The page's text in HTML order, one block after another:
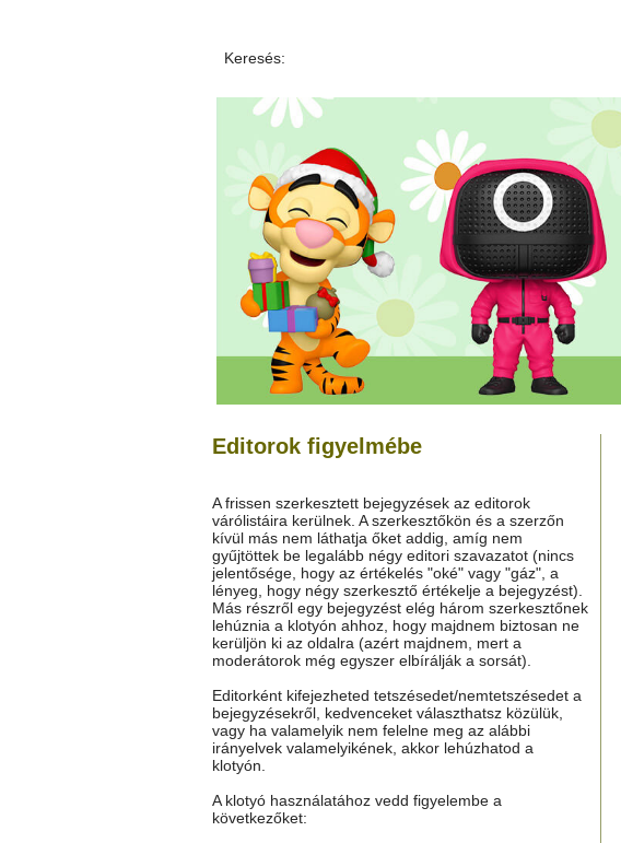
Keresés:
Editorok figyelmébe
A frissen szerkesztett bejegyzések az editorok
várólistáira kerülnek. A szerkesztőkön és a szerzőn
kívül más nem láthatja őket addig, amíg nem
gyűjtöttek be legalább négy editori szavazatot (nincs
jelentősége, hogy az értékelés "oké" vagy "gáz", a
lényeg, hogy négy szerkesztő értékelje a bejegyzést).
Más részről egy bejegyzést elég három szerkesztőnek
lehúznia a klotyón ahhoz, hogy majdnem biztosan ne
kerüljön ki az oldalra (azért majdnem, mert a
moderátorok még egyszer elbírálják a sorsát).
Editorként kifejezheted tetszésedet/nemtetszésedet a
bejegyzésekről, kedvenceket választhatsz közülük,
vagy ha valamelyik nem felelne meg az alábbi
irányelvek valamelyikének, akkor lehúzhatod a
klotyón.
A klotyó használatához vedd figyelembe a
következőket: